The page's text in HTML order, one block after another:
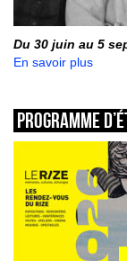
Du 30 juin au 5
En savoir plus
Programme